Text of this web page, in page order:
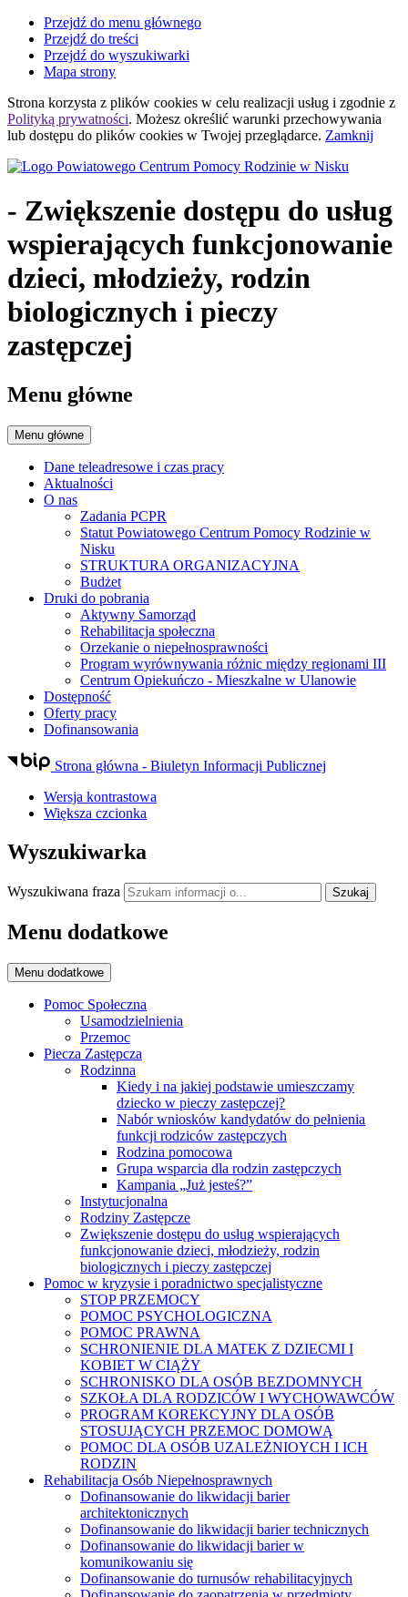
Przejdź do menu głównego
Przejdź do treści
Przejdź do wyszukiwarki
Mapa strony
Strona korzysta z plików cookies w celu realizacji usług i zgodnie z
Polityką prywatności. Możesz określić warunki przechowywania
lub dostępu do plików cookies w Twojej przeglądarce. Zamknij
- Zwiększenie dostępu do usług
wspierających funkcjonowanie
dzieci, młodzieży, rodzin
biologicznych i pieczy
zastępczej
Menu główne
Menu główne
Dane teleadresowe i czas pracy
Aktualności
O nas
Zadania PCPR
Statut Powiatowego Centrum Pomocy Rodzinie w
Nisku
STRUKTURA ORGANIZACYJNA
Budżet
Druki do pobrania
Aktywny Samorząd
Rehabilitacja społeczna
Orzekanie o niepełnosprawności
Program wyrównywania różnic między regionami III
Centrum Opiekuńczo - Mieszkalne w Ulanowie
Dostępność
Oferty pracy
Dofinansowania
Strona główna - Biuletyn Informacji Publicznej
Wersja kontrastowa
Większa czcionka
Wyszukiwarka
Wyszukiwana fraza Szukaj
Menu dodatkowe
Menu dodatkowe
Pomoc Społeczna
Usamodzielnienia
Przemoc
Piecza Zastępcza
Rodzinna
Kiedy i na jakiej podstawie umieszczamy
dziecko w pieczy zastępczej?
Nabór wniosków kandydatów do pełnienia
funkcji rodziców zastępczych
Rodzina pomocowa
Grupa wsparcia dla rodzin zastępczych
Kampania „Już jesteś?”
Instytucjonalna
Rodziny Zastępcze
Zwiększenie dostępu do usług wspierających
funkcjonowanie dzieci, młodzieży, rodzin
biologicznych i pieczy zastępczej
Pomoc w kryzysie i poradnictwo specjalistyczne
STOP PRZEMOCY
POMOC PSYCHOLOGICZNA
POMOC PRAWNA
SCHRONIENIE DLA MATEK Z DZIECMI I
KOBIET W CIĄŻY
SCHRONISKO DLA OSÓB BEZDOMNYCH
SZKOŁA DLA RODZICÓW I WYCHOWAWCÓW
PROGRAM KOREKCYJNY DLA OSÓB
STOSUJĄCYCH PRZEMOC DOMOWĄ
POMOC DLA OSÓB UZALEŻNIOYCH I ICH
RODZIN
Rehabilitacja Osób Niepełnosprawnych
Dofinansowanie do likwidacji barier
architektonicznych
Dofinansowanie do likwidacji barier technicznych
Dofinansowanie do likwidacji barier w
komunikowaniu się
Dofinansowanie do turnusów rehabilitacyjnych